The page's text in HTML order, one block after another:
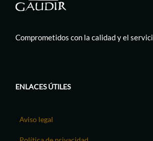
Comprometidos con la calidad y el
ENLACES ÚTILES
Aviso legal